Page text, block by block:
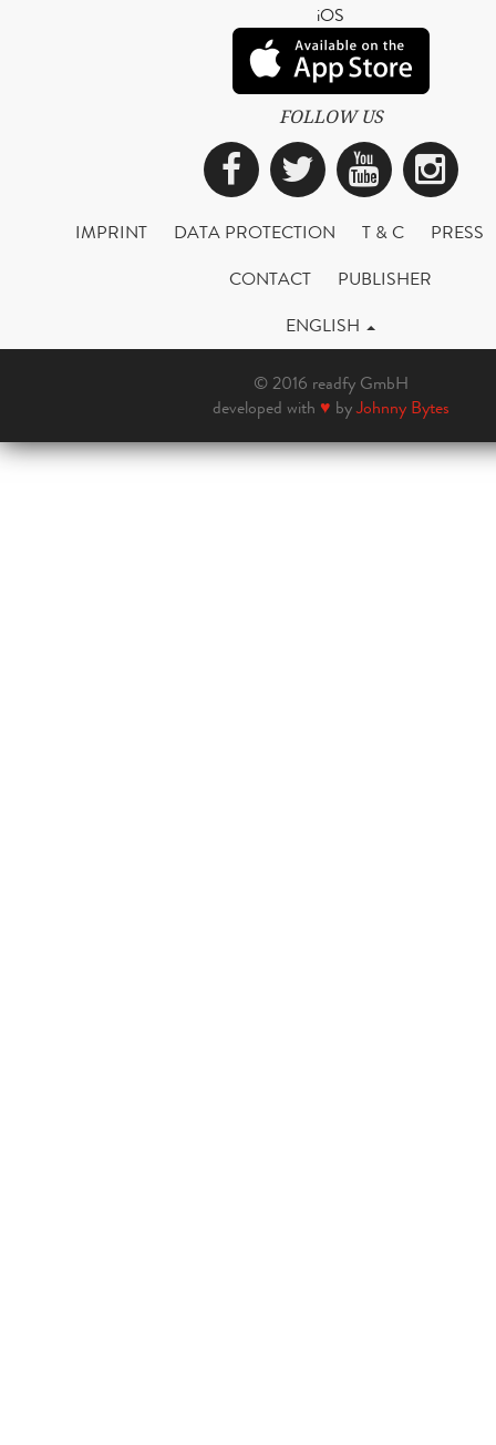
iOS
FOLLOW US
Facebook
Twitter
IMPRINT DATA PROTECTION T & C
PRESS
CONTACT
PUBLISHER
ENGLISH
© 2016 readfy GmbH
developed with ♥ byJohnny Bytes